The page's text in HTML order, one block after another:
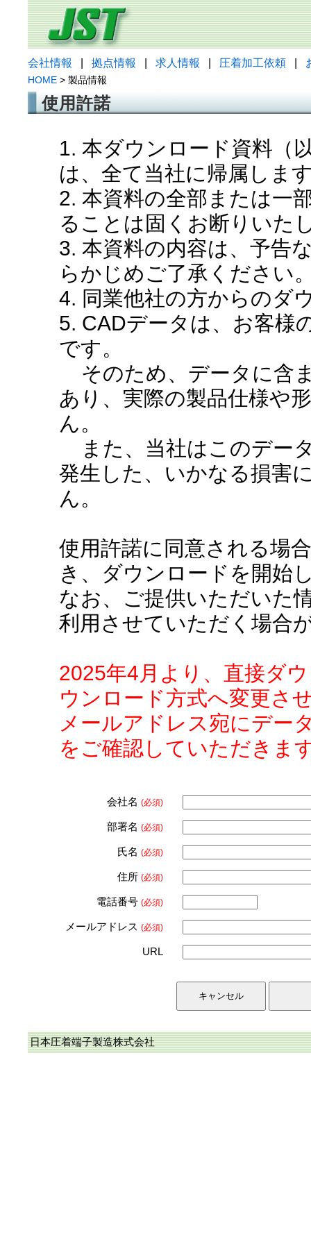
会社情報 拠点情報 求人情報 圧着加工依頼
HOME > 製品情報
使用許諾
1. 本ダウンロード資料（
は、全て当社に帰属しま
2. 本資料の全部または一
ることは固くお断りいた
3. 本資料の内容は、予告
らかじめご了承ください
4. 同業他社の方からのダ
5. CADデータは、お客様
です。
そのため、データに含
あり、実際の製品仕様や
ん。
また、当社はこのデー
発生した、いかなる損害
ん。
使用許諾に同意される場
き、ダウンロードを開始
なお、ご提供いただいた
利用させていただく場合
2025年4月より、直接ダ
ウンロード方式へ変更さ
メールアドレス宛にデー
をご確認していただきま
会社名 (必須)
部署名 (必須)
氏名 (必須)
住所 (必須)
電話番号 (必須)
メールアドレス (必須)
URL
日本圧着端子製造株式会社